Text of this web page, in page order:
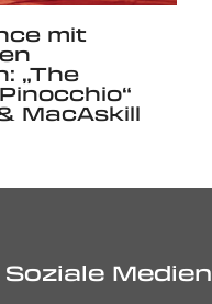
mit
„The
MacAskill
Soziale Medien